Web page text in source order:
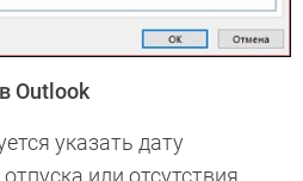
Outlook
указать дату
или отсутствия.